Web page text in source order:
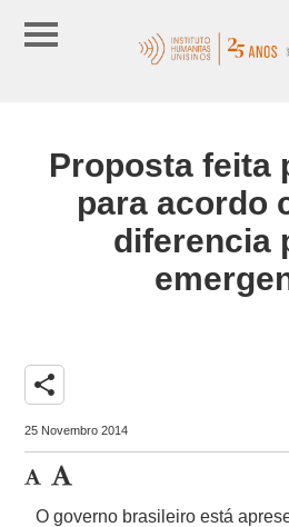
Proposta feita
para acordo
diferencia
share
25 Novembro 2014
O governo brasileiro está